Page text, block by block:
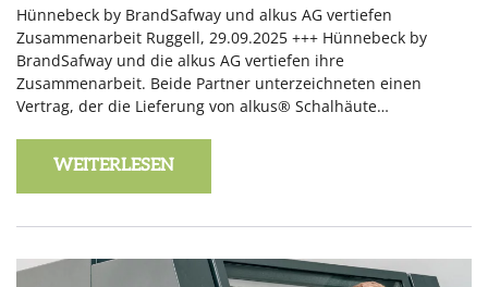
Hünnebeck by BrandSafway und alkus AG vertiefen
Zusammenarbeit Ruggell, 29.09.2025 +++ Hünnebeck by
BrandSafway und die alkus AG vertiefen ihre
Zusammenarbeit. Beide Partner unterzeichneten einen
Vertrag, der die Lieferung von alkus® Schalhäute…
WEITERLESEN